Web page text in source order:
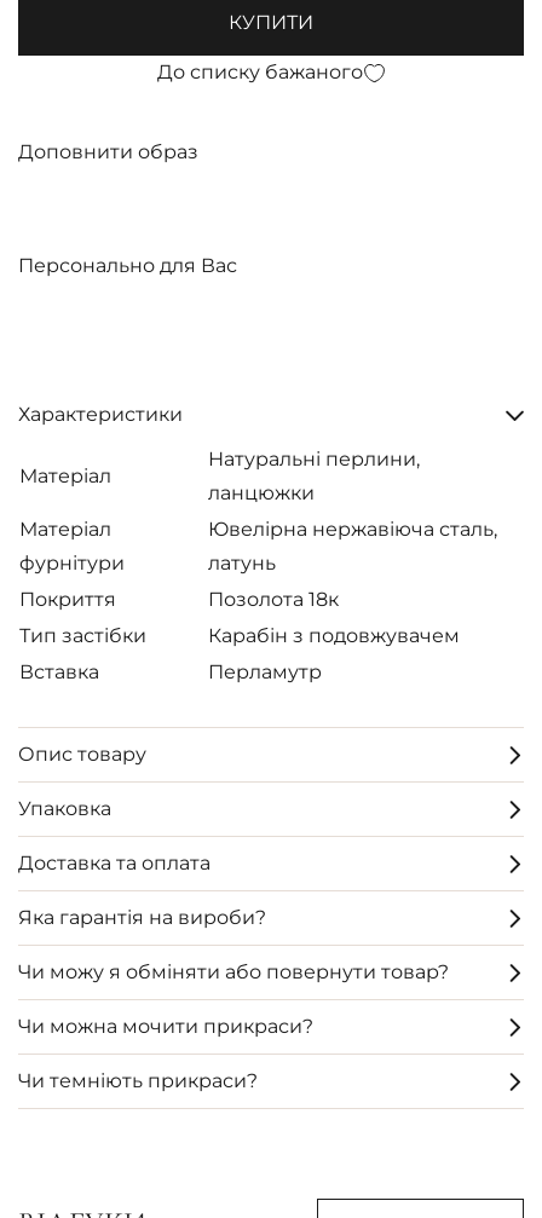
КУПИТИ
До списку бажаного
Доповнити образ
Персонально для Вас
Характеристики
Матеріал
Натуральні перлини,
ланцюжки
Матеріал
фурнітури
Ювелірна нержавіюча сталь,
латунь
Покриття
Позолота 18к
Тип застібки
Карабін з подовжувачем
Вставка
Перламутр
Опис товару
Упаковка
Доставка та оплата
Яка гарантія на вироби?
Чи можу я обміняти або повернути товар?
Чи можна мочити прикраси?
Чи темніють прикраси?